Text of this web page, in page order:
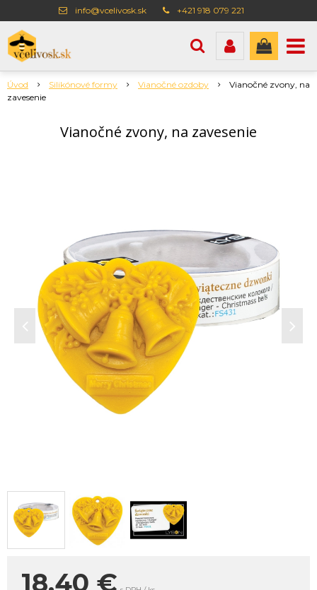
info@vcelivosk.sk +421 918 079 221
Úvod Silikónové formy Vianočné ozdoby
Vianočné zvony, na
zavesenie
Vianočné zvony, na zavesenie
18,40 €